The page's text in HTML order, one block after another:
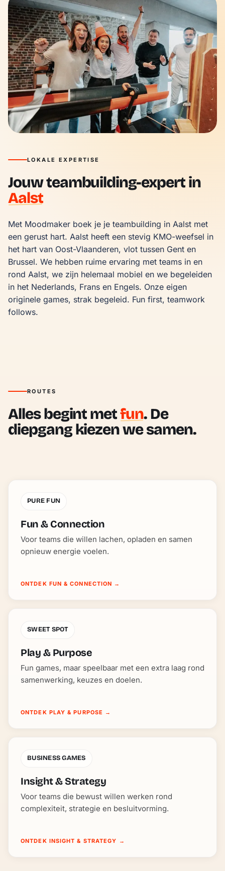
LOKALE EXPERTISE
Jouw teambuilding-expert in
Aalst
Met Moodmaker boek je je teambuilding in Aalst met
een gerust hart. Aalst heeft een stevig KMO-weefsel in
het hart van Oost-Vlaanderen, vlot tussen Gent en
Brussel. We hebben ruime ervaring met teams in en
rond Aalst, we zijn helemaal mobiel en we begeleiden
in het Nederlands, Frans en Engels. Onze eigen
originele games, strak begeleid. Fun first, teamwork
follows.
ROUTES
Alles begint metfun. De
diepgang kiezen we samen.
PURE FUN
Fun & Connection
Voor teams die willen lachen, opladen en samen
opnieuw energie voelen.
ONTDEK FUN & CONNECTION →
SWEET SPOT
Play & Purpose
Fun games, maar speelbaar met een extra laag rond
samenwerking, keuzes en doelen.
ONTDEK PLAY & PURPOSE →
BUSINESS GAMES
Insight & Strategy
Voor teams die bewust willen werken rond
complexiteit, strategie en besluitvorming.
ONTDEK INSIGHT & STRATEGY →